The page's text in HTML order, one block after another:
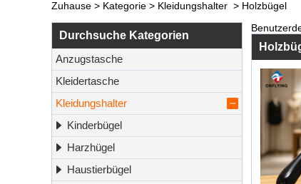
Zuhause > Kategorie > Kleidungshalter > Holzbügel
Durchsuche Kategorien
Anzugstasche
Kleidertasche
Kleidungshalter
Kinderbügel
Harzhügel
Haustierbügel